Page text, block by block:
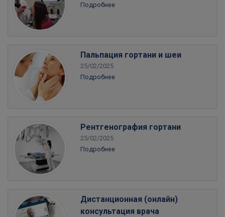
Подробнее
Пальпация гортани и шеи
25/02/2025
Подробнее
Рентгенография гортани
25/02/2025
Подробнее
Дистанционная (онлайн)
консультация врача